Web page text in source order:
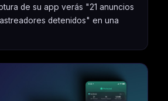
de su app verás "21 anuncios
detenidos" en una